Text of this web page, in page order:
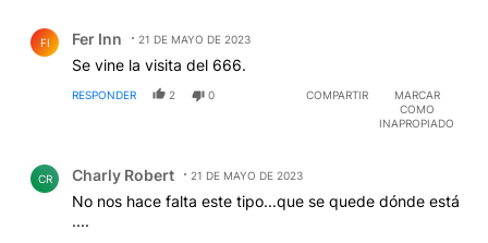
FI Fer Inn 21 DE MAYO DE 2023
Se vine la visita del 666.
RESPONDER 2 0 COMPARTIR
MARCAR
COMO
INAPROPIADO
CR Charly Robert 21 DE MAYO DE 2023
No nos hace falta este tipo...que se quede dónde está
....